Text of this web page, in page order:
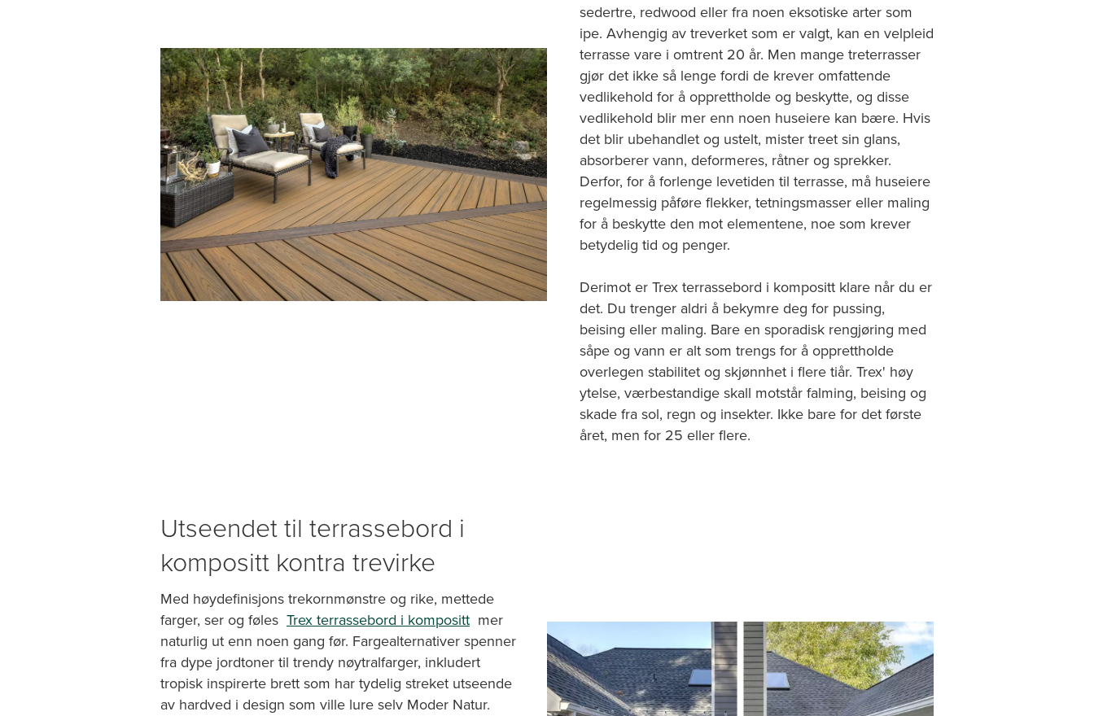
sedertre, redwood eller fra noen eksotiske arter som
ipe. Avhengig av treverket som er valgt, kan en velpleid
terrasse vare i omtrent 20 år. Men mange treterrasser
gjør det ikke så lenge fordi de krever omfattende
vedlikehold for å opprettholde og beskytte, og disse
vedlikehold blir mer enn noen huseiere kan bære. Hvis
det blir ubehandlet og ustelt, mister treet sin glans,
absorberer vann, deformeres, råtner og sprekker.
Derfor, for å forlenge levetiden til terrasse, må huseiere
regelmessig påføre flekker, tetningsmasser eller maling
for å beskytte den mot elementene, noe som krever
betydelig tid og penger.
Derimot er Trex terrassebord i kompositt klare når du er
det. Du trenger aldri å bekymre deg for pussing,
beising eller maling. Bare en sporadisk rengjøring med
såpe og vann er alt som trengs for å opprettholde
overlegen stabilitet og skjønnhet i flere tiår. Trex' høy
ytelse, værbestandige skall motstår falming, beising og
skade fra sol, regn og insekter. Ikke bare for det første
året, men for 25 eller flere.
Utseendet til terrassebord i
kompositt kontra trevirke
Med høydefinisjons trekornmønstre og rike, mettede
farger, ser og føles Trex terrassebord i kompositt mer
naturlig ut enn noen gang før. Fargealternativer spenner
fra dype jordtoner til trendy nøytralfarger, inkludert
tropisk inspirerte brett som har tydelig streket utseende
av hardved i design som ville lure selv Moder Natur.